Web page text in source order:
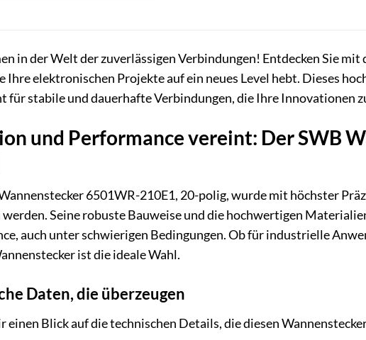
in der Welt der zuverlässigen Verbindungen! Entdecken Sie
Ihre elektronischen Projekte auf ein neues Level hebt. Dieses
für stabile und dauerhafte Verbindungen, die Ihre Innovationen
und Performance vereint: Der SWB
6501WR-210E1, 20-polig, wurde mit höchster
werden. Seine robuste Bauweise und die hochwertigen
auch unter schwierigen Bedingungen. Ob für industrielle
ist die ideale Wahl.
Daten, die überzeugen
einen Blick auf die technischen Details, die diesen